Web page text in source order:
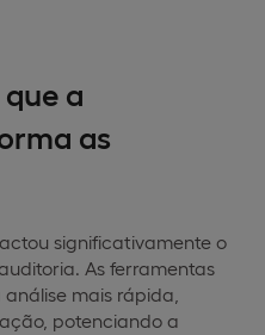
a
as
significativamente o
As ferramentas
mais rápida,
potenciando a